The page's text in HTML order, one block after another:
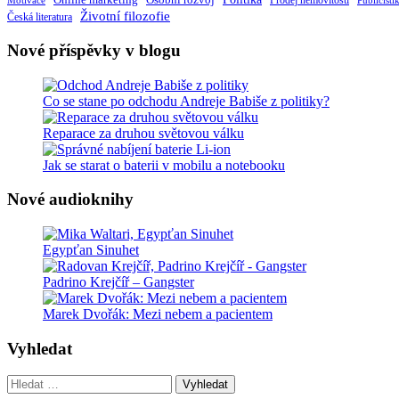
Česká literatura Životní filozofie
Nové příspěvky v blogu
Co se stane po odchodu Andreje Babiše z politiky?
Reparace za druhou světovou válku
Jak se starat o baterii v mobilu a notebooku
Nové audioknihy
Egypťan Sinuhet
Padrino Krejčíř – Gangster
Marek Dvořák: Mezi nebem a pacientem
Vyhledat
Vyhledat: